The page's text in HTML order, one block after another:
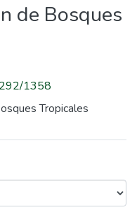
de Bosques
1358
Tropicales